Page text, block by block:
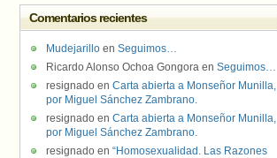
Comentarios recientes
Mudejarillo en Seguimos…
Ricardo Alonso Ochoa Gongora en Seguimos…
resignado en Carta abierta a Monseñor Munilla,
por Miguel Sánchez Zambrano.
resignado en Carta abierta a Monseñor Munilla,
por Miguel Sánchez Zambrano.
resignado en “Homosexualidad. Las Razones